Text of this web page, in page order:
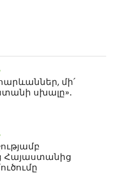
հարևաններ, մի՛
սխալը»․
Հայաստանից